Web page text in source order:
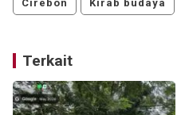
Cirebon Kirab budaya
Terkait